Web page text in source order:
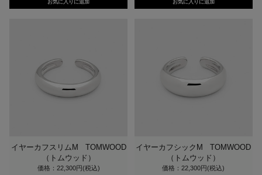
イヤーカフスリムM TOMWOOD
（トムウッド）
価格：22,300円(税込)
イヤーカフシックM TOMWOOD
（トムウッド）
価格：22,300円(税込)